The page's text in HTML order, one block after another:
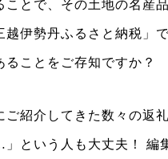
とで、その土地の名産
伊勢丹ふるさと納税」
ことをご存知ですか？
紹介してきた数々の返
という人も大丈夫！ 編